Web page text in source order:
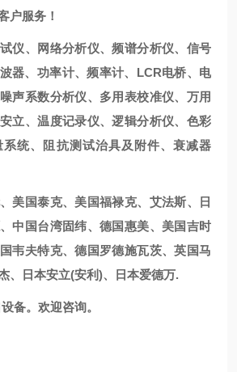
户服务！
仪、网络分析仪、频谱分析仪、信号
器、功率计、频率计、LCR电桥、电
声系数分析仪、多用表校准仪、万用
立、温度记录仪、逻辑分析仪、色彩
统、阻抗测试治具及附件、衰减器
美国泰克、美国福禄克、艾法斯、日
中国台湾固纬、德国惠美、美国吉时
韦夫特克、德国罗德施瓦茨、英国马
、日本安立(安利)、日本爱德万.
备。欢迎咨询。